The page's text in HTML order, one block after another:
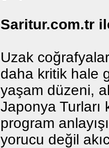
Saritur.com.tr
Uzak
daha kritik hale
yaşam düzeni,
Japonya Turları
program
yorucu değil